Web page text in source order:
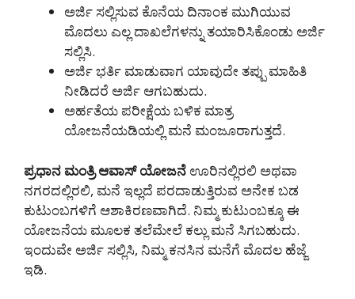
ಅರ್ಜಿ ಸಲ್ಲಿಸುವ ಕೊನೆಯ ದಿನಾಂಕ ಮುಗಿಯುವ
ಮೊದಲು ಎಲ್ಲ ದಾಖಲೆಗಳನ್ನು ತಯಾರಿಸಿಕೊಂಡು ಅರ್ಜಿ
ಸಲ್ಲಿಸಿ.
ಅರ್ಜಿ ಭರ್ತಿ ಮಾಡುವಾಗ ಯಾವುದೇ ತಪ್ಪು ಮಾಹಿತಿ
ನೀಡಿದರೆ ಅರ್ಜಿ ಆಗಬಹುದು.
ಅರ್ಹತೆಯ ಪರೀಕ್ಷೆಯ ಬಳಿಕ ಮಾತ್ರ
ಯೋಜನೆಯಡಿಯಲ್ಲಿ ಮನೆ ಮಂಜೂರಾಗುತ್ತದೆ.
ಪ್ರಧಾನ ಮಂತ್ರಿ ಆವಾಸ್ ಯೋಜನೆ ಊರಿನಲ್ಲಿರಲಿ ಅಥವಾ
ನಗರದಲ್ಲಿರಲಿ, ಮನೆ ಇಲ್ಲದೆ ಪರದಾಡುತ್ತಿರುವ ಅನೇಕ ಬಡ
ಕುಟುಂಬಗಳಿಗೆ ಆಶಾಕಿರಣವಾಗಿದೆ. ನಿಮ್ಮ ಕುಟುಂಬಕ್ಕೂ ಈ
ಯೋಜನೆಯ ಮೂಲಕ ತಲೆಮೇಲೆ ಕಲ್ಲು ಮನೆ ಸಿಗಬಹುದು.
ಇಂದುವೇ ಅರ್ಜಿ ಸಲ್ಲಿಸಿ, ನಿಮ್ಮ ಕನಸಿನ ಮನೆಗೆ ಮೊದಲ ಹೆಜ್ಜೆ
ಇಡಿ.